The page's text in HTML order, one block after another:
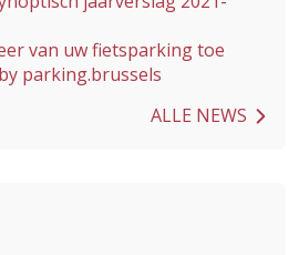
van uw fietsparking toe
parking.brussels
ALLE NEWS